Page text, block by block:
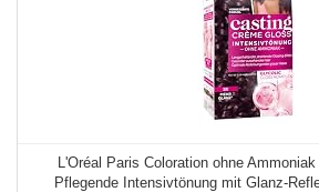
L'Oréal Paris Coloration ohne
Pflegende Intensivtönung mit Glanz-